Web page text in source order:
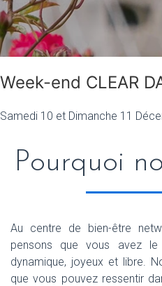
Week-end CLEAR
Samedi 10 et Dimanche 11
Pourquoi
Au centre de bien-être
pensons que vous avez
dynamique, joyeux et libre.
que vous pouvez ressentir